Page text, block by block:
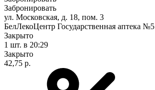
Забронировать
ул. Московская, д. 18, пом. 3
БелЛекоЦентр Государственная аптека №5
Закрыто
1 шт. в 20:29
Закрыто
42,75 р.